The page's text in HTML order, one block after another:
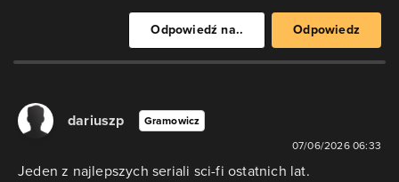
Odpowiedź na.. Odpowiedz
dariuszp Gramowicz
07/06/2026 06:33
Jeden z najlepszych seriali sci-fi ostatnich lat.